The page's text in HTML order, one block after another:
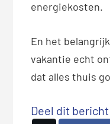
energiekosten.
En het
vakantie echt
dat alles thuis
Deel dit